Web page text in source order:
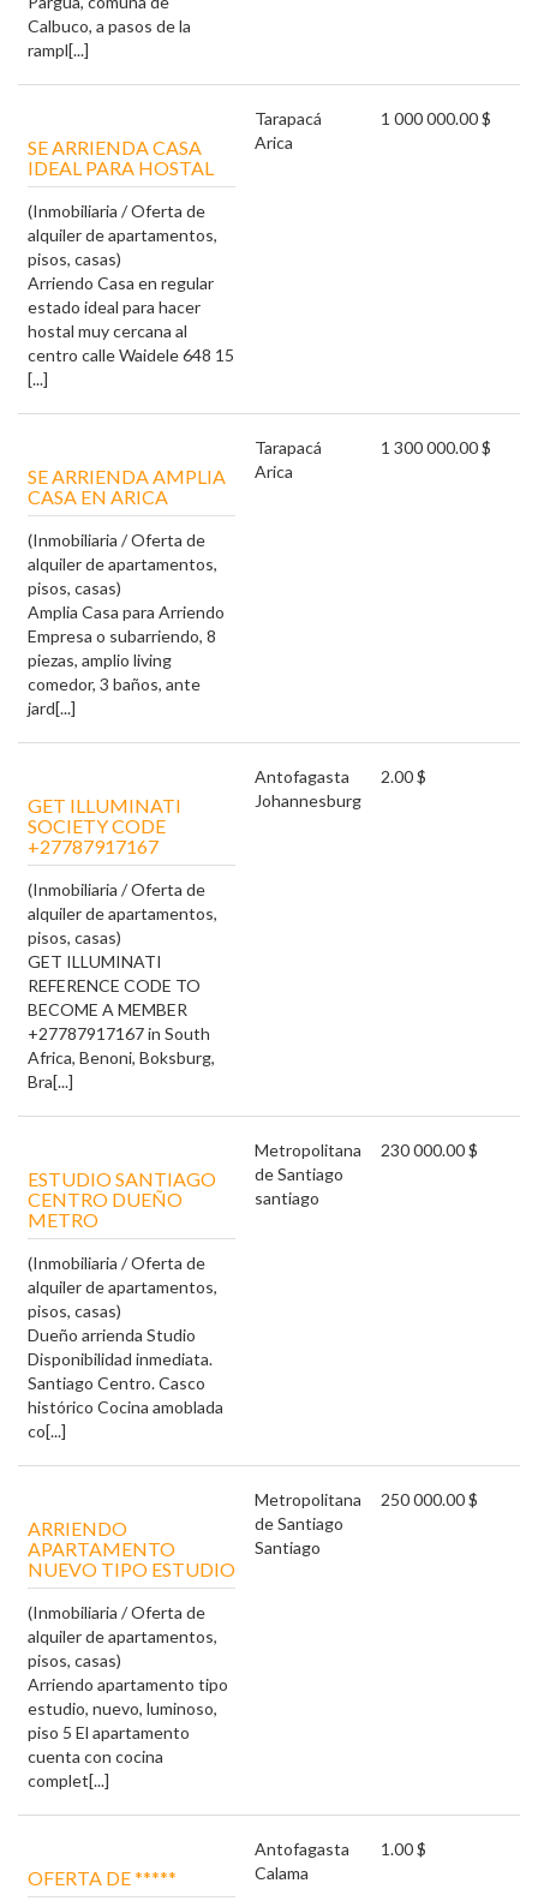
Calbuco, a pasos de la
rampl[...]
SE ARRIENDA CASA
IDEAL PARA HOSTAL
(Inmobiliaria / Oferta de
alquiler de apartamentos,
pisos, casas)
Arriendo Casa en regular
estado ideal para hacer
hostal muy cercana al
centro calle Waidele 648 15
[...]
Tarapacá
Arica
1 000 000.00 $
SE ARRIENDA AMPLIA
CASA EN ARICA
(Inmobiliaria / Oferta de
alquiler de apartamentos,
pisos, casas)
Amplia Casa para Arriendo
Empresa o subarriendo, 8
piezas, amplio living
comedor, 3 baños, ante
jard[...]
Tarapacá
Arica
1 300 000.00 $
GET ILLUMINATI
SOCIETY CODE
+27787917167
(Inmobiliaria / Oferta de
alquiler de apartamentos,
pisos, casas)
GET ILLUMINATI
REFERENCE CODE TO
BECOME A MEMBER
+27787917167 in South
Africa, Benoni, Boksburg,
Bra[...]
Antofagasta
Johannesburg
2.00 $
ESTUDIO SANTIAGO
CENTRO DUEÑO
METRO
(Inmobiliaria / Oferta de
alquiler de apartamentos,
pisos, casas)
Dueño arrienda Studio
Disponibilidad inmediata.
Santiago Centro. Casco
histórico Cocina amoblada
co[...]
Metropolitana
de Santiago
santiago
230 000.00 $
ARRIENDO
APARTAMENTO
NUEVO TIPO ESTUDIO
(Inmobiliaria / Oferta de
alquiler de apartamentos,
pisos, casas)
Arriendo apartamento tipo
estudio, nuevo, luminoso,
piso 5 El apartamento
cuenta con cocina
complet[...]
Metropolitana
de Santiago
Santiago
250 000.00 $
OFERTA DE *****
Antofagasta
Calama
1.00 $